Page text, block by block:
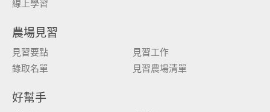
線上學習
農場見習
見習要點
見習工作
錄取名單
見習農場清單
好幫手